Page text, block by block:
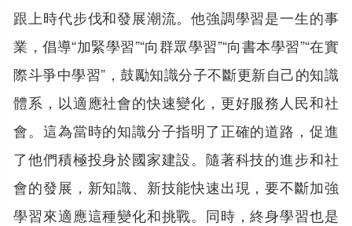
跟上時代步伐和發展潮流。他強調學習是一生的事
業，倡導“加緊學習”“向群眾學習”“向書本學習”“在實
際斗爭中學習”，鼓勵知識分子不斷更新自己的知識
體系，以適應社會的快速變化，更好服務人民和社
會。這為當時的知識分子指明了正確的道路，促進
了他們積極投身於國家建設。隨著科技的進步和社
會的發展，新知識、新技能快速出現，要不斷加強
學習來適應這種變化和挑戰。同時，終身學習也是